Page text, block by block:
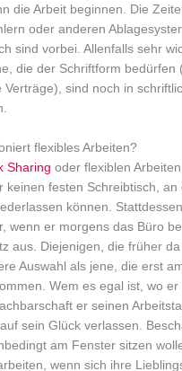
die Arbeit beginnen. Die
oder anderen
sind vorbei. Allenfalls sehr
die der Schriftform bedürfen
Verträge), sind noch in
flexibles Arbeiten?
Sharing oder flexiblen
keinen festen Schreibtisch, an
können.
wenn er morgens das Büro
aus. Diejenigen, die früher
Auswahl als jene, die erst
Wem es egal ist, wo
er seinen
sein Glück verlassen.
am Fenster sitzen
wenn sich ihre